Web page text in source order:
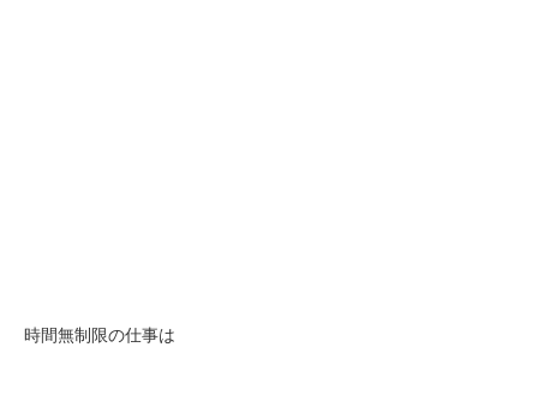
時間無制限の仕事は